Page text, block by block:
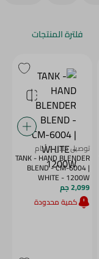
فلترة المنتجات
توصيل خلال 4 أيام
TANK - HAND BLENDER
BLEND - CM-6004 |
WHITE - 1200W
2,099 جم
كمية محدودة